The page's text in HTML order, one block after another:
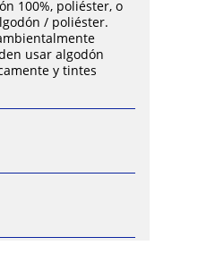
100%, poliéster, o
/ poliéster.
usar algodón
y tintes